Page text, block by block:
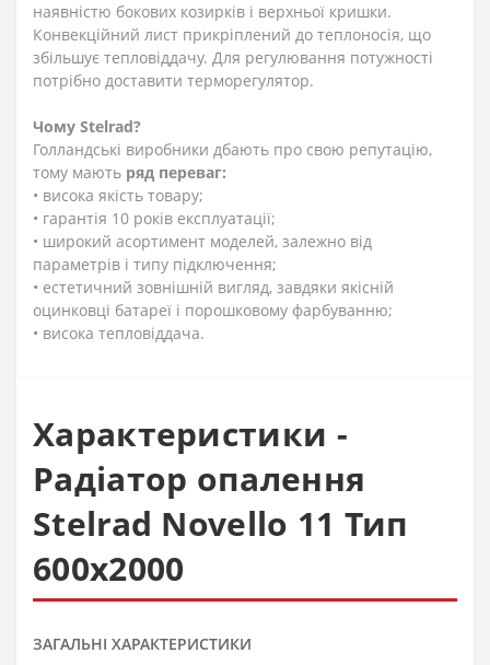
наявністю бокових козирків і верхньої кришки.
Конвекційний лист прикріплений до теплоносія, що
збільшує тепловіддачу. Для регулювання потужності
потрібно доставити терморегулятор.
Чому Stelrad?
Голландські виробники дбають про свою репутацію,
тому мають ряд переваг:
• висока якість товару;
• гарантія 10 років експлуатації;
• широкий асортимент моделей, залежно від
параметрів і типу підключення;
• естетичний зовнішній вигляд, завдяки якісній
оцинковці батареї і порошковому фарбуванню;
• висока тепловіддача.
Характеристики -
Радіатор опалення
Stelrad Novello 11 Тип
600х2000
ЗАГАЛЬНІ ХАРАКТЕРИСТИКИ